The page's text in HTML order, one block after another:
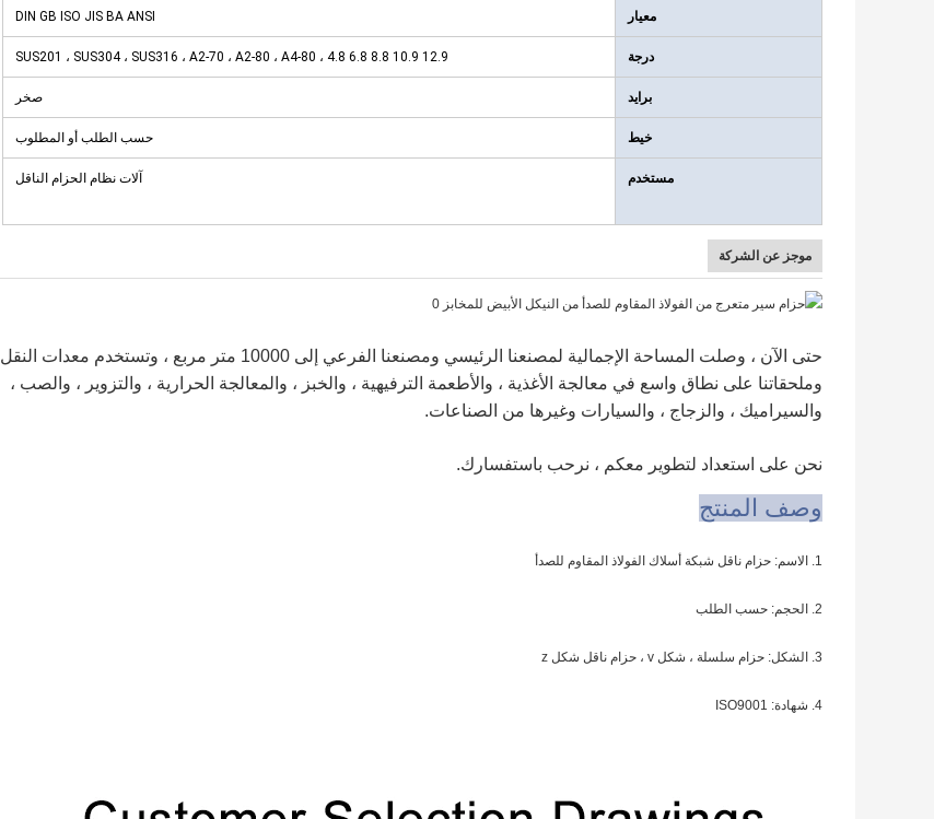
معيار DIN GB ISO JIS BA ANSI
درجة SUS201 ، SUS304 ، SUS316 ، A2-70 ، A2-80 ، A4-80 ، 4.8 6.8 8.8 10.9 12.9
برايد صخر
خيط حسب الطلب أو المطلوب
مستخدم آلات نظام الحزام الناقل
موجز عن الشركة
حتى الآن ، وصلت المساحة الإجمالية لمصنعنا الرئيسي ومصنعنا الفرعي إلى 10000 متر مربع ، وتستخدم معدات النقل
وملحقاتنا على نطاق واسع في معالجة الأغذية ، والأطعمة الترفيهية ، والخبز ، والمعالجة الحرارية ، والتزوير ، والصب ،
والسيراميك ، والزجاج ، والسيارات وغيرها من الصناعات.
نحن على استعداد لتطوير معكم ، نرحب باستفسارك.
وصف المنتج
1. الاسم: حزام ناقل شبكة أسلاك الفولاذ المقاوم للصدأ
2. الحجم: حسب الطلب
3. الشكل: حزام سلسلة ، شكل v ، حزام ناقل شكل z
4. شهادة: ISO9001